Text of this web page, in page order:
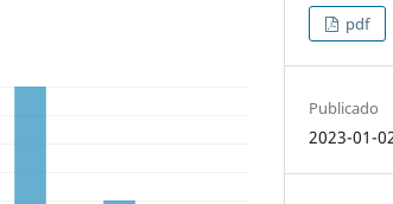
pdf
Publicado
2023-01-